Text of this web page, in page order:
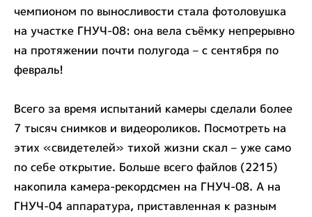
чемпионом по выносливости стала фотоловушка
на участке ГНУЧ-08: она вела съёмку непрерывно
на протяжении почти полугода – с сентября по
февраль!
Всего за время испытаний камеры сделали более
7 тысяч снимков и видеороликов. Посмотреть на
этих «свидетелей» тихой жизни скал – уже само
по себе открытие. Больше всего файлов (2215)
накопила камера-рекордсмен на ГНУЧ-08. А на
ГНУЧ-04 аппаратура, приставленная к разным